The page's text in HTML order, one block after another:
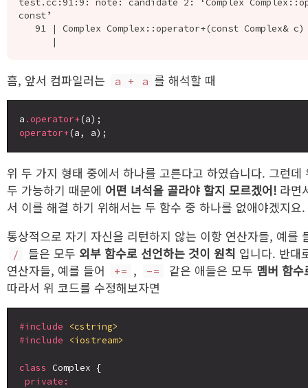
const’
흠, 앞서 컴파일러는 a + a 를 해석할 때
a .operator+
operator+
위 두 가지 형태 중에서 하나를 고른다고 하였습니다. 그런
두 가능하기 때문에 어떤 녀석을 골라야 할지 모르겠어! 라면
서 이를 해결 하기 위해서는 두 함수 중 하나를 없애야겠지요.
통상적으로 자기 자신을 리턴하지 않는 이항 연산자들, 예를
/ 들은 모두 외부 함수로 선언하는 것이 원칙 입니다. 반대
연산자들, 예를 들어
+= , -= 같은 애들은 모두 멤버 함
따라서 위 코드를 수정해보자면
#include
<cstring>
#include
<iostream>
class Complex {
private: